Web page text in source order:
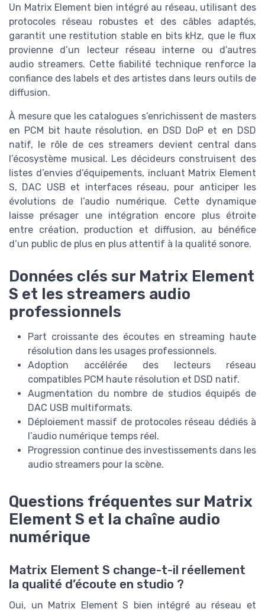
Un Matrix Element bien intégré au réseau, utilisant des
protocoles réseau robustes et des câbles adaptés,
garantit une restitution stable en bits kHz, que le flux
provienne d’un lecteur réseau interne ou d’autres
audio streamers. Cette fiabilité technique renforce la
confiance des labels et des artistes dans leurs outils de
diffusion.
À mesure que les catalogues s’enrichissent de masters
en PCM bit haute résolution, en DSD DoP et en DSD
natif, le rôle de ces streamers devient central dans
l’écosystème musical. Les décideurs construisent des
listes d’envies d’équipements, incluant Matrix Element
S, DAC USB et interfaces réseau, pour anticiper les
évolutions de l’audio numérique. Cette dynamique
laisse présager une intégration encore plus étroite
entre création, production et diffusion, au bénéfice
d’un public de plus en plus attentif à la qualité sonore.
Données clés sur Matrix Element
S et les streamers audio
professionnels
Part croissante des écoutes en streaming haute
résolution dans les usages professionnels.
Adoption accélérée des lecteurs réseau
compatibles PCM haute résolution et DSD natif.
Augmentation du nombre de studios équipés de
DAC USB multiformats.
Déploiement massif de protocoles réseau dédiés à
l’audio numérique temps réel.
Progression continue des investissements dans les
audio streamers pour la scène.
Questions fréquentes sur Matrix
Element S et la chaîne audio
numérique
Matrix Element S change-t-il réellement
la qualité d’écoute en studio ?
Oui, un Matrix Element S bien intégré au réseau et